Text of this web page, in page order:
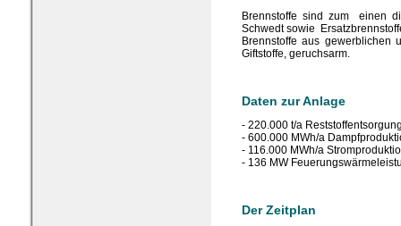
Brennstoffe sind zum einen
Schwedt sowie
Brennstoffe aus gewerblichen
Giftstoffe, geruchsarm.
Daten zur Anlage
- 220.000 t/a
- 600.000 MWh/a
- 116.000 MWh/a
- 136 MW
Der Zeitplan